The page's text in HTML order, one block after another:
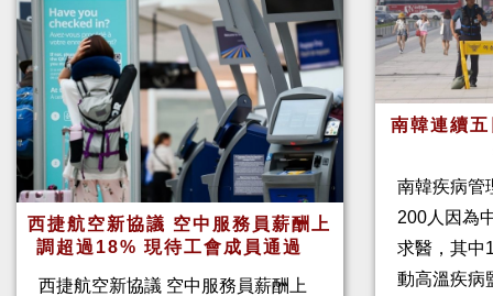
西捷航空新協議 空中服務員薪酬上
調超過18% 現待工會成員通過
西捷航空新協議 空中服務員薪酬上
南韓連續
南韓疾病管
200人因為
求醫，其中
動高溫疾病